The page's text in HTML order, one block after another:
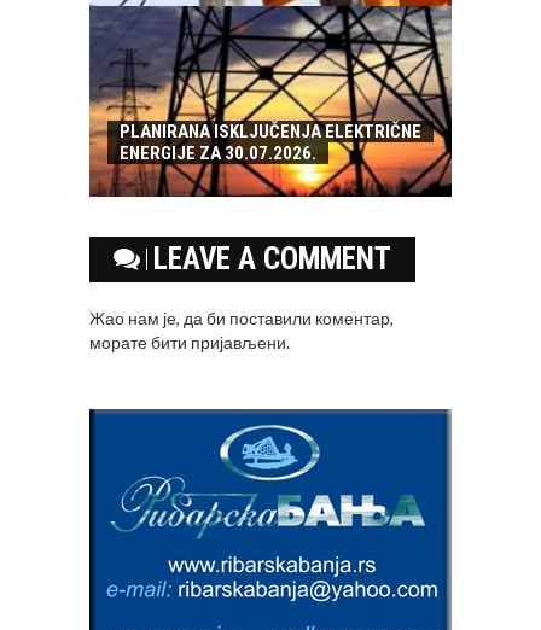
PLANIRANA ISKLJUČENJA ELEKTRIČNE
ENERGIJE ZA 30.07.2026.
LEAVE A COMMENT
Жао нам је, да би поставили коментар,
моратебити пријављени.